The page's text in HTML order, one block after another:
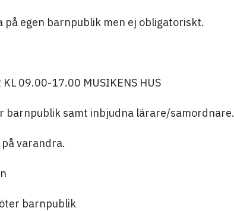
egen barnpublik men ej obligatoriskt.
KL 09.00-17.00 MUSIKENS HUS
barnpublik samt inbjudna lärare/samordnare.
varandra.
barnpublik